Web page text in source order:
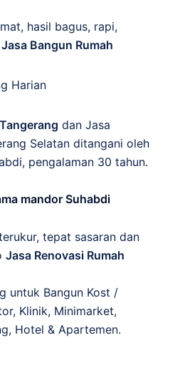
hasil bagus, rapi,
Jasa Bangun Rumah
Harian
dan Jasa
Selatan ditangani oleh
pengalaman 30 tahun.
mandor Suhabdi
tepat sasaran dan
Jasa Renovasi Rumah
untuk Bangun Kost /
Klinik, Minimarket,
Hotel & Apartemen.